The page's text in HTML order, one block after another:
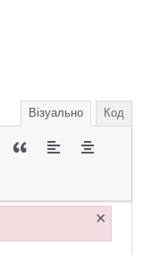
Візуально Код
×